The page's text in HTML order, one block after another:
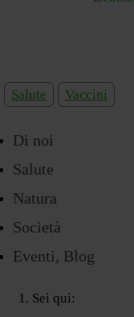
Salute Vaccini
Di noi
Salute
Natura
Società
Eventi, Blog
Sei qui: